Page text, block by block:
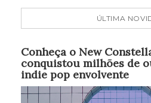
ÚLTIMA
Conheça o New
conquistou milhões de
indie pop envolvente